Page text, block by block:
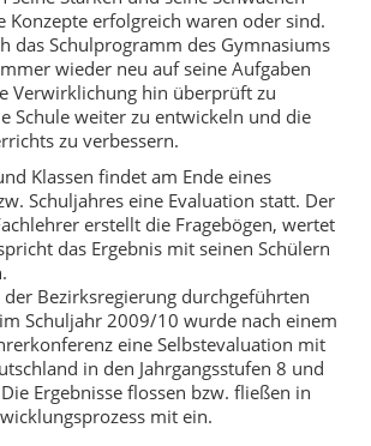
Konzepte erfolgreich waren oder sind.
das Schulprogramm des Gymnasiums
wieder neu auf seine Aufgaben
Verwirklichung hin überprüft zu
Schule weiter zu entwickeln und die
zu verbessern.
Klassen findet am Ende eines
Schuljahres eine Evaluation statt. Der
erstellt die Fragebögen, wertet
das Ergebnis mit seinen Schülern
Bezirksregierung durchgeführten
Schuljahr 2009/10 wurde nach einem
eine Selbstevaluation mit
in den Jahrgangsstufen 8 und
Ergebnisse flossen bzw. fließen in
mit ein.